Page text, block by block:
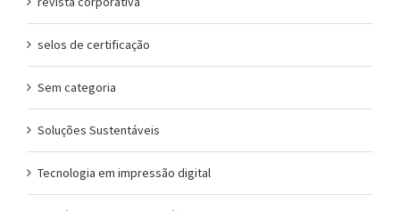
selos de certificação
Sem categoria
Soluções Sustentáveis
Tecnologia em impressão digital